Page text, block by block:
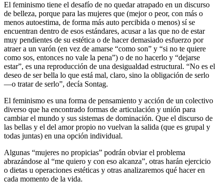
El feminismo tiene el desafío de no quedar atrapado en un discurso
de belleza, porque para las mujeres que (mejor o peor, con más o
menos autoestima, de forma más auto percibida o menos) sí se
encuentran dentro de esos estándares, acusar a las que no de estar
muy pendientes de su estética o de hacer demasiado esfuerzo por
atraer a un varón (en vez de amarse “como son” y “si no te quiere
como sos, entonces no vale la pena”) o de no hacerlo y “dejarse
estar”, es una reproducción de una desigualdad estructural. “No es el
deseo de ser bella lo que está mal, claro, sino la obligación de serlo
—o tratar de serlo”, decía Sontag.
El feminismo es una forma de pensamiento y acción de un colectivo
diverso que ha encontrado formas de articulación y unión para
cambiar el mundo y sus sistemas de dominación. Que el discurso de
las bellas y el del amor propio no vuelvan la salida (que es grupal y
todas juntas) en una opción individual.
Algunas “mujeres no propicias” podrán obviar el problema
abrazándose al “me quiero y con eso alcanza”, otras harán ejercicio
o dietas u operaciones estéticas y otras analizaremos qué hacer en
cada momento de la vida.